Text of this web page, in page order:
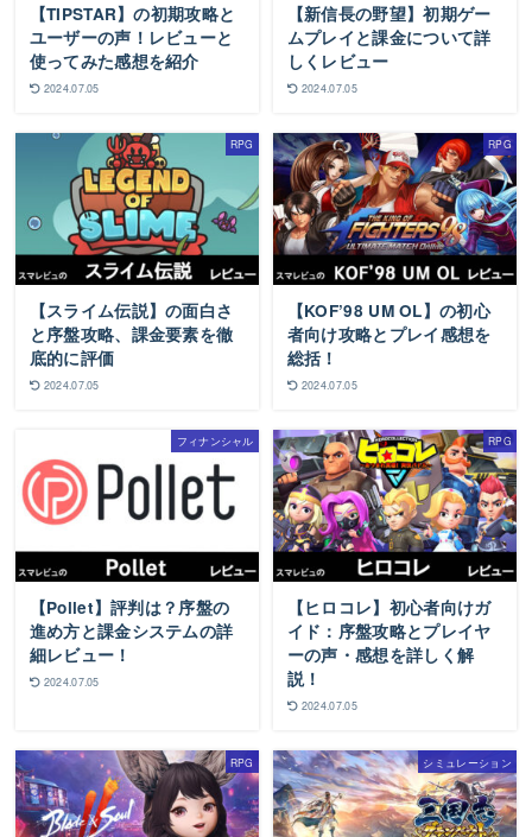
【TIPSTAR】の初期攻略と
ユーザーの声！レビューと
使ってみた感想を紹介
2024.07.05
【新信長の野望】初期ゲー
ムプレイと課金について詳
しくレビュー
2024.07.05
RPG
【スライム伝説】の面白さ
と序盤攻略、課金要素を徹
底的に評価
2024.07.05
RPG
【KOF’98 UM OL】の初心
者向け攻略とプレイ感想を
総括！
2024.07.05
フィナンシャル
【Pollet】評判は？序盤の
進め方と課金システムの詳
細レビュー！
2024.07.05
RPG
【ヒロコレ】初心者向けガ
イド：序盤攻略とプレイヤ
ーの声・感想を詳しく解
説！
2024.07.05
RPG シミュレーション